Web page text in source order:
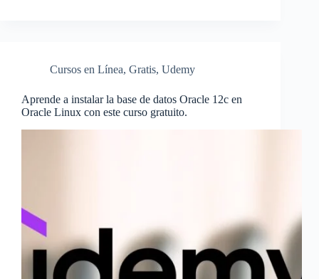
Cursos en Línea, Gratis, Udemy
Aprende a instalar la base de datos Oracle 12c en
Oracle Linux con este curso gratuito.